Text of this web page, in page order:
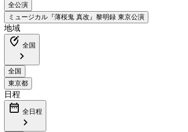
地域
edit_location_alt 全国
chevron_right
日程
date_range 全日程
chevron_right